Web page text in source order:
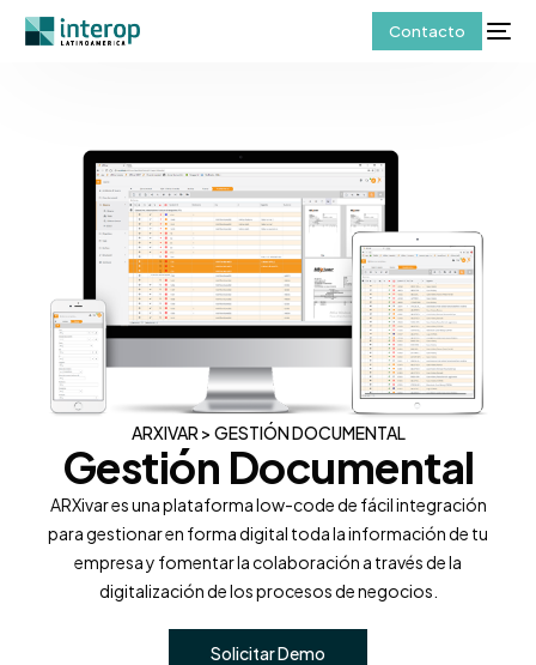
Contacto
ARXIVAR > GESTIÓN DOCUMENTAL
Gestión Documental
ARXivar es una plataforma low-code de fácil integración
para gestionar en forma digital toda la información de tu
empresa y fomentar la colaboración a través de la
digitalización de los procesos de negocios.
Solicitar Demo